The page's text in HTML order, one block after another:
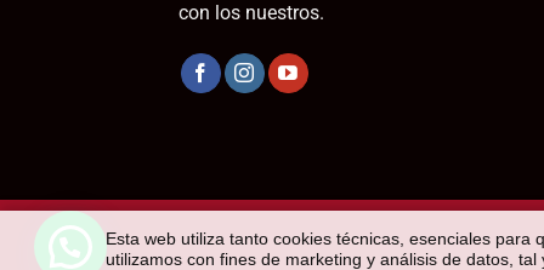
con los nuestros.
Esta web utiliza tanto cookies técnicas, esenciales
utilizamos con fines de marketing y análisis de datos,